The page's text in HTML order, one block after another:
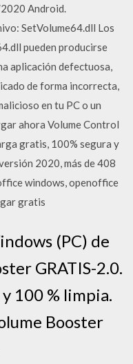
Android.
SetVolume64.dll Los
pueden producirse
aplicación defectuosa,
de forma incorrecta,
en tu PC o un
ahora Volume Control
gratis, 100% segura y
2020, más de 408
windows, openoffice
gratis
(PC) de
GRATIS-2.0.
100 % limpia.
Booster